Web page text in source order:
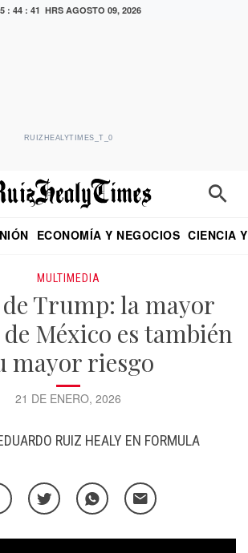
: 44 : 42 HRS AGOSTO 09, 2026
RUIZHEALYTIMES_T_0
ECONOMÍA Y NEGOCIOS CIENCIA
MULTIMEDIA
Trump: la mayor
México es también
mayor riesgo
21 DE ENERO, 2026
RUIZ HEALY EN FORMULA